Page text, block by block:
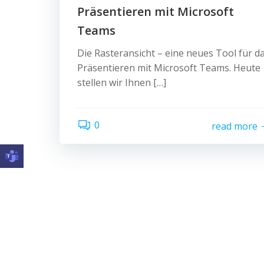
Präsentieren mit Microsoft
Teams
Die Rasteransicht – eine neues Tool für
Präsentieren mit Microsoft Teams. Heute
stellen wir Ihnen […]
0 read more